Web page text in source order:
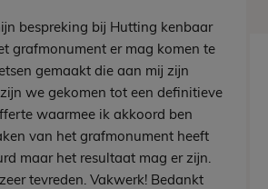
bespreking bij Hutting kenbaar
grafmonument er mag komen te
gemaakt die aan mij zijn
we gekomen tot een definitieve
waarmee ik akkoord ben
van het grafmonument heeft
maar het resultaat mag er zijn.
tevreden. Vakwerk! Bedankt